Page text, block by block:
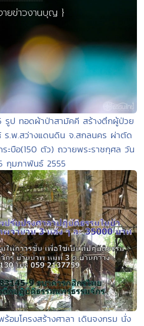
รูป ทอดผ้าป่าสามัคคี สร้างตึกผู้ป่วย
ร.พ.สว่างแดนดิน จ.สกลนคร ผ่าตัด
ะบือ(150 ตัว) ถวายพระราชกุศล วัน
กุมภาพันธ์ 2555
อมโครงสร้างศาลา เดินจงกรม นั่ง